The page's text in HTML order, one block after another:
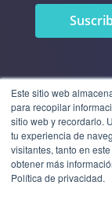
Este sitio web
para recopilar
sitio web y recordarlo.
tu experiencia de
visitantes, tanto en
obtener más
Política de privacidad.
© 2023 Fundación FaceIT | Todos
los derechos reservados